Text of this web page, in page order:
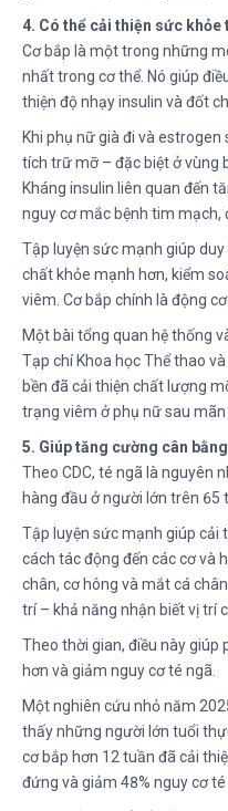
4. Có thể cải thiện sức
Cơ bắp là một trong những
nhất trong cơ thể. Nó giúp
thiện độ nhạy insulin và đốt
Khi phụ nữ già đi và estrogen
tích trữ mỡ – đặc biệt ở vùng
Kháng insulin liên quan đến
nguy cơ mắc bệnh tim mạch,
Tập luyện sức mạnh giúp
chất khỏe mạnh hơn, kiểm
viêm. Cơ bắp chính là động
Một bài tổng quan hệ thống
Tạp chí Khoa học Thể thao
bền đã cải thiện chất lượng
trạng viêm ở phụ nữ sau mãn
5. Giúp tăng cường cân
Theo CDC, té ngã là nguyên
hàng đầu ở người lớn trên 65
Tập luyện sức mạnh giúp cải
cách tác động đến các cơ và
chân, cơ hông và mắt cá
trí – khả năng nhận biết vị trí
Theo thời gian, điều này
hơn và giảm nguy cơ té ngã.
Một nghiên cứu nhỏ năm
thấy những người lớn tuổi
cơ bắp hơn 12 tuần đã cải
đứng và giảm 48% nguy cơ té